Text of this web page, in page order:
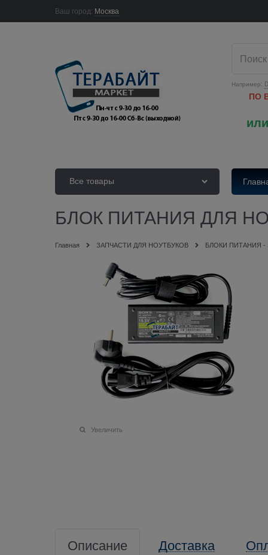
Ваш город: Москва
Например:
ПО
Все товары
БЛОК ПИТАНИЯ ДЛЯ
Главная ЗАПЧАСТИ ДЛЯ НОУТБУКОВ БЛОКИ ПИТАНИЯ -
Увеличить
Описание Доставка